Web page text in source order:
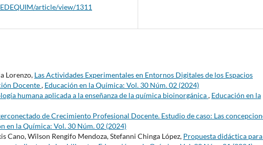
article/view/1311
Lorenzo, Las Actividades Experimentales en Entornos Digitales de los Espacios
Docente, Educación en la Química: Vol. 30 Núm. 02 (2024)
humana aplicada a la enseñanza de la química bioinorgánica, Educación en la
de Crecimiento Profesional Docente. Estudio de caso: Las
en la Química: Vol. 30 Núm. 02 (2024)
Cano, Wilson Rengifo Mendoza, Stefanni Chinga López, Propuesta didáctica